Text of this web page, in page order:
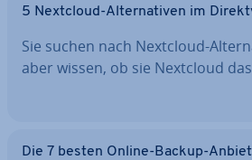
5 Nextcloud-Al­ter­na­ti­ven im
Sie suchen nach Nextcloud-
aber wissen, ob sie Nextcloud
Die 7 besten Online-Backup-